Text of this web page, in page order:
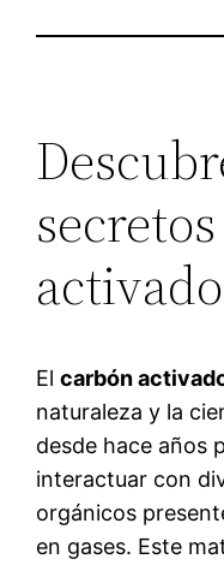
activado
Elcarbón
naturaleza y la
desde hace años
interactuar con
orgánicos
en gases. Este